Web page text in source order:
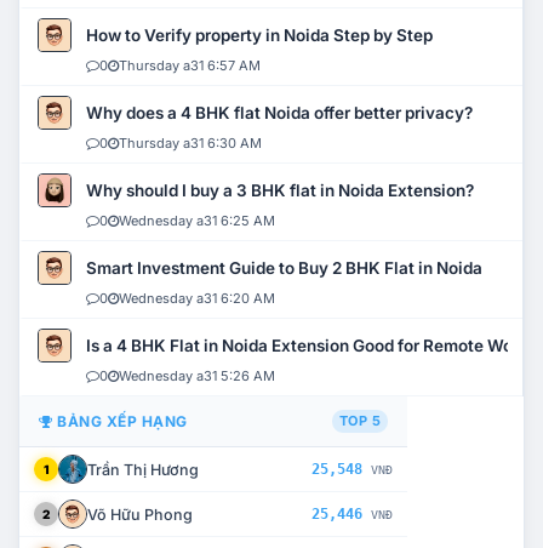
How to Verify property in Noida Step by Step
0 Thursday a31 6:57 AM
Why does a 4 BHK flat Noida offer better privacy?
0 Thursday a31 6:30 AM
Why should I buy a 3 BHK flat in Noida Extension?
0 Wednesday a31 6:25 AM
Smart Investment Guide to Buy 2 BHK Flat in Noida
0 Wednesday a31 6:20 AM
Is a 4 BHK Flat in Noida Extension Good for Remote Work?
0 Wednesday a31 5:26 AM
BẢNG XẾP HẠNG TOP 5
1 Trần Thị Hương 25,548 VNĐ
2 Võ Hữu Phong 25,446 VNĐ